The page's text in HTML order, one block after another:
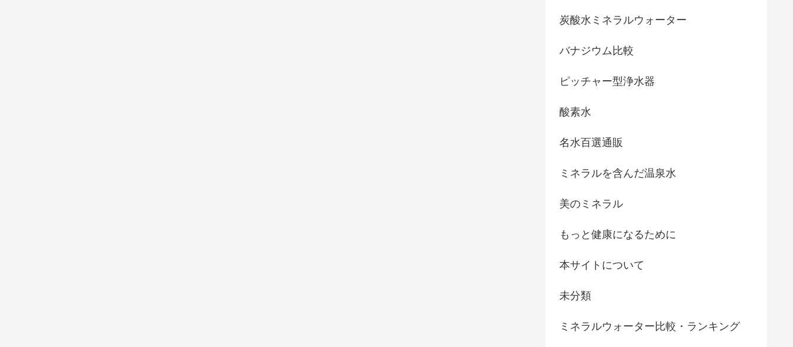
炭酸水ミネラルウォーター
バナジウム比較
ピッチャー型浄水器
酸素水
名水百選通販
ミネラルを含んだ温泉水
美のミネラル
もっと健康になるために
本サイトについて
未分類
ミネラルウォーター比較・ランキング